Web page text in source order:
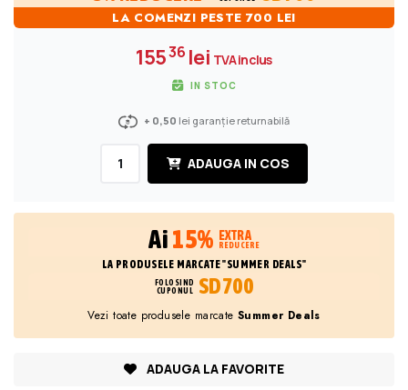
LA COMENZI PESTE 700 LEI
15536lei TVA inclus
IN STOC
+ 0,50 lei garanție returnabilă
ADAUGA IN COS
Ai15% EXTRA
REDUCERE
LA PRODUSELE MARCATE "SUMMER DEALS"
FOLOSIND
CUPONUL
SD700
Vezi toate produsele marcate Summer Deals
ADAUGA LA FAVORITE